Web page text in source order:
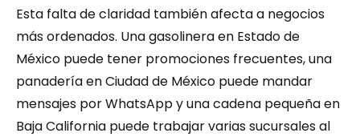
Esta falta de claridad también afecta a negocios
más ordenados. Una gasolinera en Estado de
México puede tener promociones frecuentes, una
panadería en Ciudad de México puede mandar
mensajes por WhatsApp y una cadena pequeña en
Baja California puede trabajar varias sucursales al